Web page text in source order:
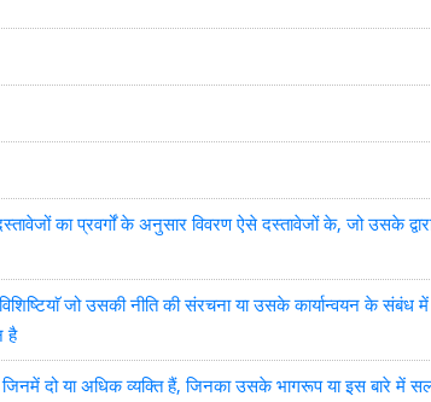
का प्रवर्गों के अनुसार विवरण ऐसे दस्तावेजों के, जो उसके
विशिष्टियाॅ जो उसकी नीति की संरचना या उसके कार्यान्वयन के
है
जिनमें दो या अधिक व्यक्ति हैं, जिनका उसके भागरूप या इस बारे